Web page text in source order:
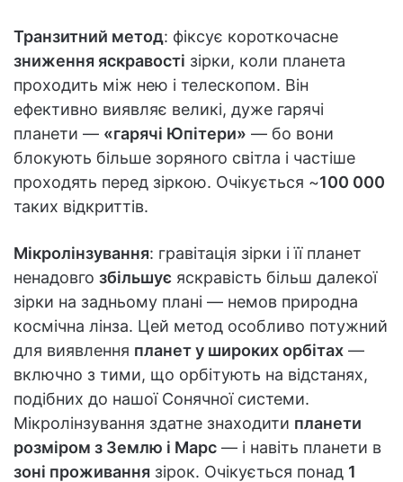
Транзитний метод: фіксує короткочасне
зниження яскравості зірки, коли планета
проходить між нею і телескопом. Він
ефективно виявляє великі, дуже гарячі
планети — «гарячі Юпітери» — бо вони
блокують більше зоряного світла і частіше
проходять перед зіркою. Очікується ~100 000
таких відкриттів.
Мікролінзування: гравітація зірки і її планет
ненадовго збільшує яскравість більш далекої
зірки на задньому плані — немов природна
космічна лінза. Цей метод особливо потужний
для виявлення планет у широких орбітах —
включно з тими, що орбітують на відстанях,
подібних до нашої Сонячної системи.
Мікролінзування здатне знаходити планети
розміром з Землю і Марс — і навіть планети в
зоні проживання зірок. Очікується понад 1